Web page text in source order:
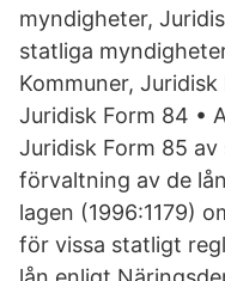
myndigheter,
statliga
Kommuner,
Juridisk Form 84 •
Juridisk Form 85
förvaltning av de
lagen (1996:1179)
för vissa statligt